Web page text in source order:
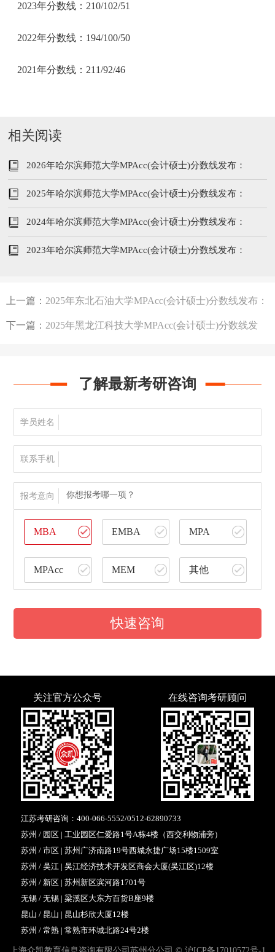
2023年分数线：210/102/51
2022年分数线：194/100/50
2021年分数线：211/92/46
相关阅读
2026年哈尔滨师范大学MPAcc(会计硕士)分数线发布：
201/102/51
2025年哈尔滨师范大学MPAcc(会计硕士)分数线发布：
198/96/48
2024年哈尔滨师范大学MPAcc(会计硕士)分数线发布：
218/104/52
2023年哈尔滨师范大学MPAcc(会计硕士)分数线发布：
上一篇： 2025年东北石油大学MPAcc(会计硕士)分数线发布：
196/96/48
下一篇： 2025年黑龙江科技大学MPAcc(会计硕士)分数线发
了解最新考研咨询
学员姓名
联系手机
报考意向 你想报考哪一项？
MBA EMBA MPA
MPAcc MEM 其他
快速咨询
关注官方公众号 在线咨询考研顾问
江苏考研咨询： 400-066-5552/0512-62890733
苏州 / 园区 | 工业园区仁爱路1号A栋4楼（西交利物浦旁）
苏州 / 市区 | 苏州广济南路19号西城永捷广场15楼1509室
苏州 / 吴江 | 吴江经济技术开发区商会大厦(吴江区)12楼
苏州 / 新区 | 苏州新区滨河路1701号
无锡 / 无锡 | 梁溪区大东方百货B座9楼
昆山 / 昆山 | 昆山杉欣大厦12楼
苏州 / 常熟 | 常熟市环城北路24号2楼